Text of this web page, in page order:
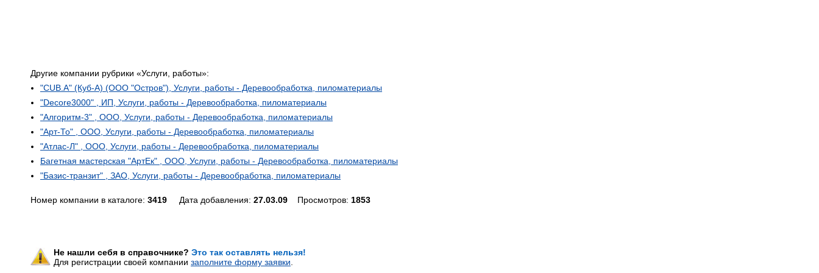
Другие компании рубрики «Услуги, работы»:
"CUB.A" (Куб-А) (ООО "Остров"), Услуги, работы - Деревообработка, пиломатериалы
"Decore3000" , ИП, Услуги, работы - Деревообработка, пиломатериалы
"Алгоритм-3" , ООО, Услуги, работы - Деревообработка, пиломатериалы
"Арт-То" , ООО, Услуги, работы - Деревообработка, пиломатериалы
"Атлас-Л" , ООО, Услуги, работы - Деревообработка, пиломатериалы
Багетная мастерская "АртЕк" , ООО, Услуги, работы - Деревообработка, пиломатериалы
"Базис-транзит" , ЗАО, Услуги, работы - Деревообработка, пиломатериалы
Номер компании в каталоге: 3419 Дата добавления: 27.03.09 Просмотров: 1853
Не нашли себя в справочнике? Это так оставлять нельзя!
Для регистрации своей компании заполните форму заявки